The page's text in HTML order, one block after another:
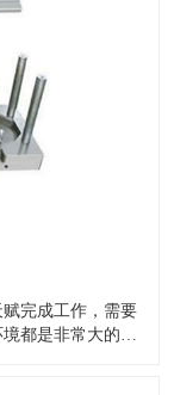
完成工作，需要
都是非常大的挑